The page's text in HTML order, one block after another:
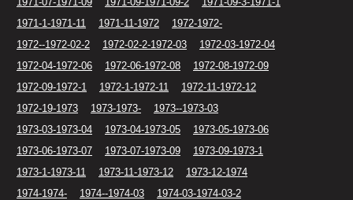
1971-1-1971-11
1971-11-1972
1972-1972-
1972--1972-02-2
1972-02-2-1972-03
1972-03-1972-04
1972-04-1972-06
1972-06-1972-08
1972-08-1972-09
1972-09-1972-1
1972-1-1972-11
1972-11-1972-12
1972-19-1973
1973-1973-
1973--1973-03
1973-03-1973-04
1973-04-1973-05
1973-05-1973-06
1973-06-1973-07
1973-07-1973-09
1973-09-1973-1
1973-1-1973-11
1973-11-1973-12
1973-12-1974
1974-1974-
1974--1974-03
1974-03-1974-03-2